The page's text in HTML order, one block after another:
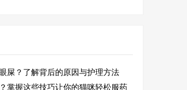
屎？了解背后的原因与护理方法
掌握这些技巧让你的猫咪轻松服药